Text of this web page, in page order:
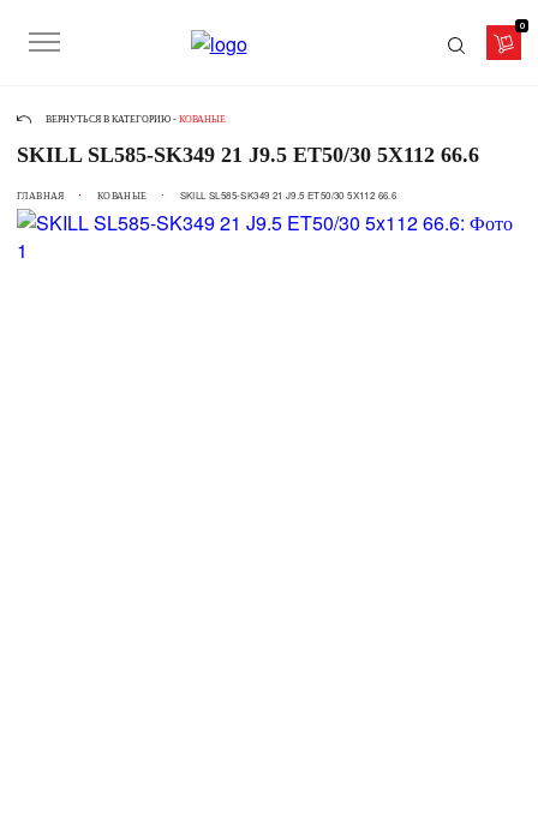
0
ВЕРНУТЬСЯ В КАТЕГОРИЮ - КОВАНЫЕ
SKILL SL585-SK349 21 J9.5 ET50/30 5X112 66.6
ГЛАВНАЯ КОВАНЫЕ SKILL SL585-SK349 21 J9.5 ET50/30 5X112 66.6